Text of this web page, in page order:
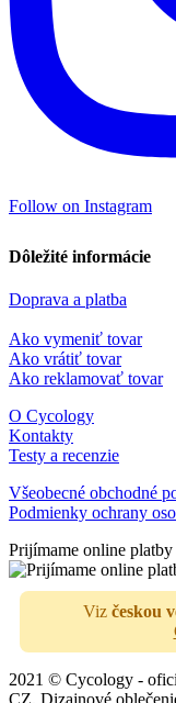
Follow on Instagram
Dôležité informácie
Doprava a platba
Ako vymeniť tovar
Ako vrátiť tovar
Ako reklamovať tovar
O Cycology
Kontakty
Testy a recenzie
Všeobecné obchodné
Podmienky ochrany
Prijímame online platby
Viz českou
2021 © Cycology -
CZ. Dizajnové